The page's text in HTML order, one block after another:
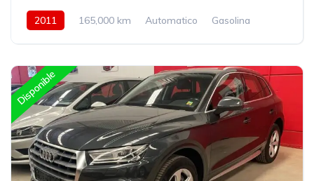
2011 165,000 km Automatico
Gasolina
Disponible